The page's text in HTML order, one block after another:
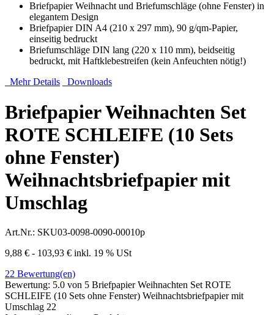
Briefpapier Weihnacht und Briefumschläge (ohne Fenster) in
elegantem Design
Briefpapier DIN A4 (210 x 297 mm), 90 g/qm-Papier,
einseitig bedruckt
Briefumschläge DIN lang (220 x 110 mm), beidseitig
bedruckt, mit Haftklebestreifen (kein Anfeuchten nötig!)
Mehr Details
Downloads
Briefpapier Weihnachten Set
ROTE SCHLEIFE (10 Sets
ohne Fenster)
Weihnachtsbriefpapier mit
Umschlag
Art.Nr.: SKU03-0098-0090-00010p
9,88 € - 103,93 € inkl. 19 % USt
22 Bewertung(en)
Bewertung: 5.0 von 5 Briefpapier Weihnachten Set ROTE
SCHLEIFE (10 Sets ohne Fenster) Weihnachtsbriefpapier mit
Umschlag 22